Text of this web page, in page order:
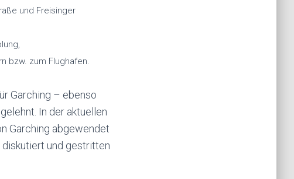
und Freisinger
bzw. zum Flughafen.
Garching – ebenso
In der aktuellen
Garching abgewendet
diskutiert und gestritten